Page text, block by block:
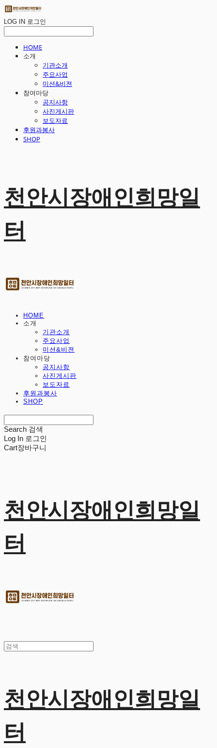
LOG IN 로그인
HOME
소개
기관소개
주요사업
미션&비젼
참여마당
공지사항
사진게시판
보도자료
후원과봉사
SHOP
천안시장애인희망일
터
HOME
소개
기관소개
주요사업
미션&비젼
참여마당
공지사항
사진게시판
보도자료
후원과봉사
SHOP
Search 검색
Log In 로그인
Cart장바구니
천안시장애인희망일
터
천안시장애인희망일
터